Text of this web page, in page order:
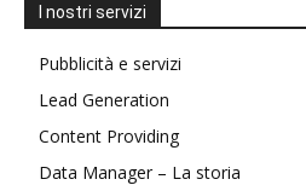
I nostri servizi
Pubblicità e servizi
Lead Generation
Content Providing
Data Manager – La storia